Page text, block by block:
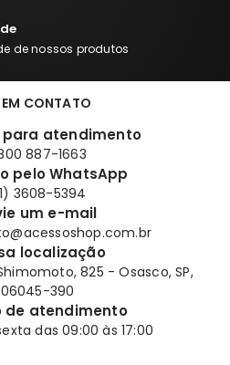
de nossos produtos
EM CONTATO
para atendimento
887-1663
pelo WhatsApp
3608-5394
um e-mail
localização
825 - Osasco, SP,
06045-390
de atendimento
das 09:00 às 17:00